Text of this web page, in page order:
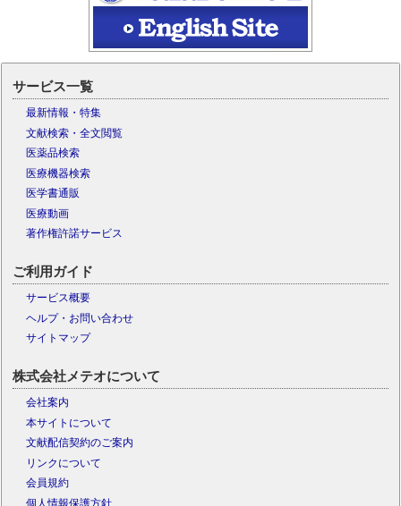
サービス一覧
最新情報・特集
文献検索・全文閲覧
医薬品検索
医療機器検索
医学書通販
医療動画
著作権許諾サービス
ご利用ガイド
サービス概要
ヘルプ・お問い合わせ
サイトマップ
株式会社メテオについて
会社案内
本サイトについて
文献配信契約のご案内
リンクについて
会員規約
個人情報保護方針